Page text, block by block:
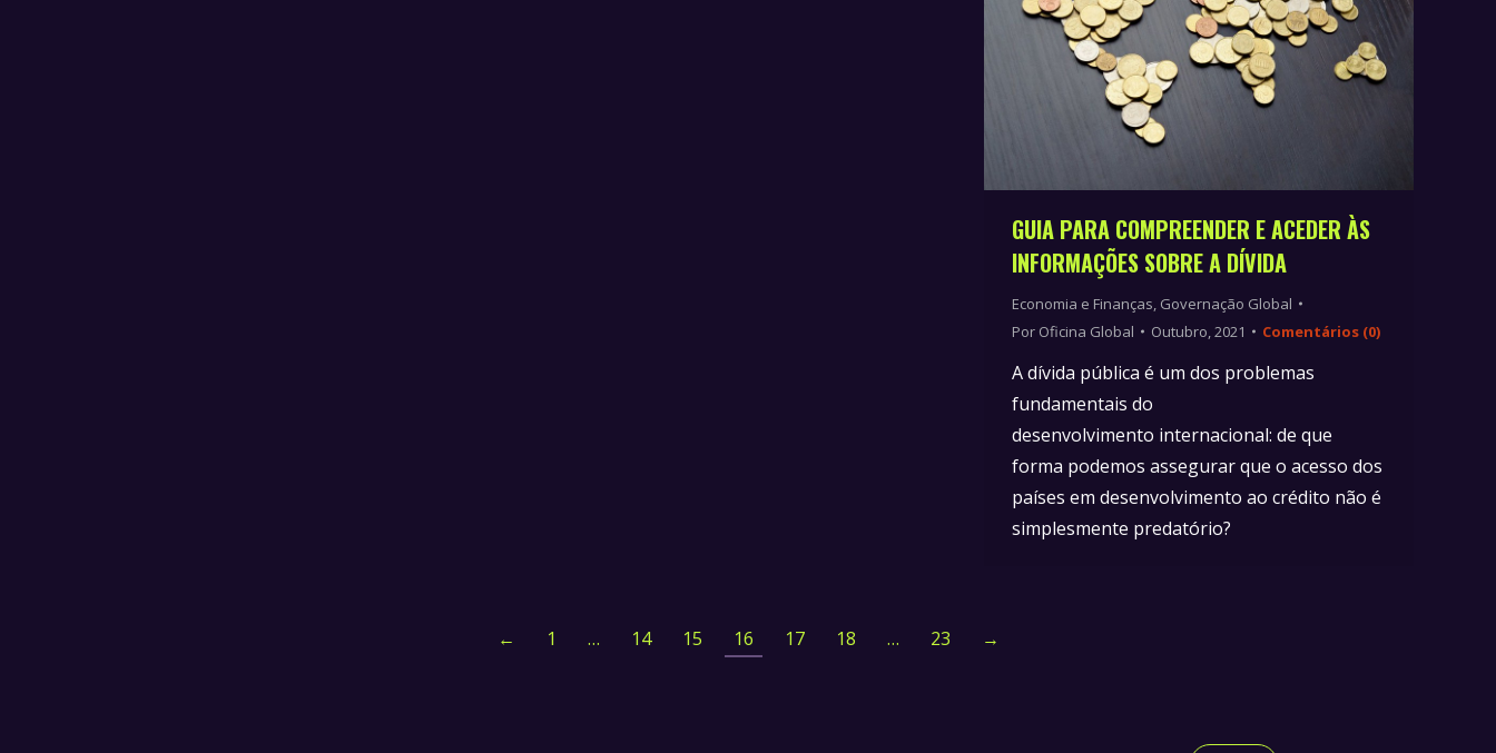
GUIA PARA COMPREENDER E ACEDER ÀS
INFORMAÇÕES SOBRE A DÍVIDA
Economia e Finanças, Governação Global
Por Oficina Global Outubro, 2021 Comentários (0)
A dívida pública é um dos problemas
fundamentais do
desenvolvimento internacional: de que
forma podemos assegurar que o acesso dos
países em desenvolvimento ao crédito não é
simplesmente predatório?
← 1 … 14 15 16 17 18 … 23 →